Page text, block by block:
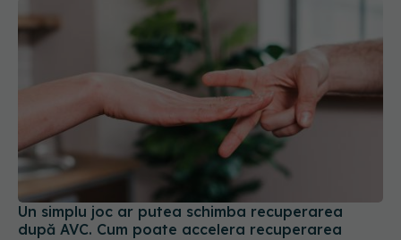
Un simplu joc ar putea schimba recuperarea
după AVC. Cum poate accelera recuperarea
mâinii
03 iun 2026, 14:39